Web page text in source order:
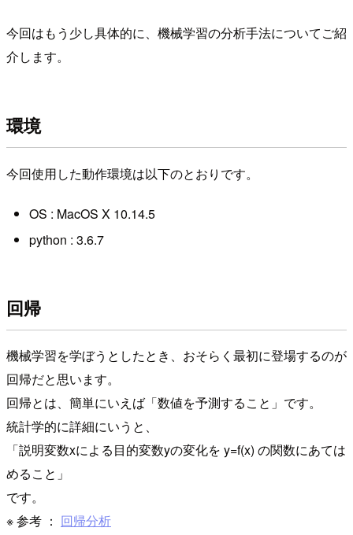
今回はもう少し具体的に、機械学習の分析手法についてご紹
介します。
環境
今回使用した動作環境は以下のとおりです。
OS : MacOS X 10.14.5
python : 3.6.7
回帰
機械学習を学ぼうとしたとき、おそらく最初に登場するのが
回帰だと思います。
回帰とは、簡単にいえば「数値を予測すること」です。
統計学的に詳細にいうと、
「説明変数xによる目的変数yの変化を y=f(x) の関数にあては
めること」
です。
※ 参考 ： 回帰分析